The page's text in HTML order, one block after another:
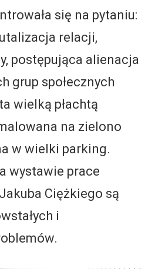
się na pytaniu:
relacji,
postępująca alienacja
grup społecznych
wielką płachtą
na zielono
w wielki parking.
wystawie prace
Ciężkiego są
i